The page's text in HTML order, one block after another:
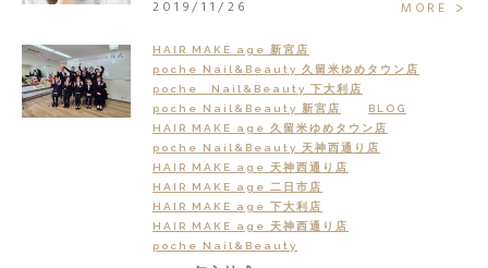
2019/11/26 MORE
HAIR MAKE age 新宮店
poche Nail&Beauty 久留米ゆめタウン店
poche Nail&Beauty 下大利店
poche Nail&Beauty 新宮店
BLOG
HAIR MAKE age 久留米ゆめタウン店
poche Nail&Beauty 天神西通り店
HAIR MAKE age 天神西通り店
HAIR MAKE age 二日市店
HAIR MAKE age 下大利店
HAIR MAKE age 天神西通り店
poche Nail&Beauty